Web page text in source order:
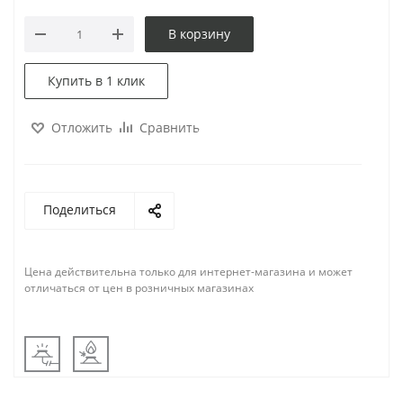
В корзину
Купить в 1 клик
Отложить Сравнить
Поделиться
Цена действительна только для интернет-магазина и может
отличаться от цен в розничных магазинах